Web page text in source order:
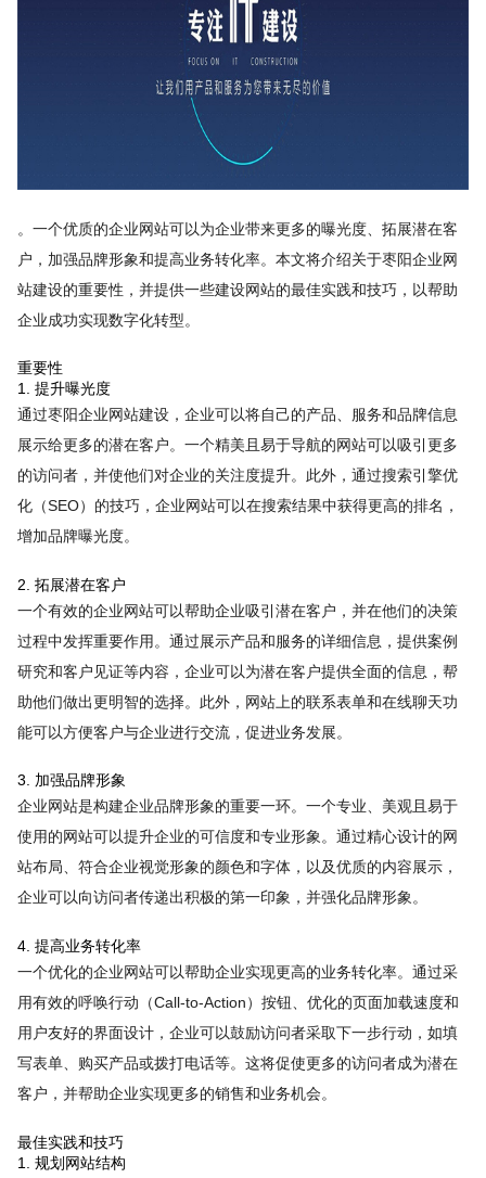
。一个优质的企业网站可以为企业带来更多的曝光度、拓展潜在客
户，加强品牌形象和提高业务转化率。本文将介绍关于枣阳企业网
站建设的重要性，并提供一些建设网站的最佳实践和技巧，以帮助
企业成功实现数字化转型。
重要性
1. 提升曝光度
通过枣阳企业网站建设，企业可以将自己的产品、服务和品牌信息
展示给更多的潜在客户。一个精美且易于导航的网站可以吸引更多
的访问者，并使他们对企业的关注度提升。此外，通过搜索引擎优
化（SEO）的技巧，企业网站可以在搜索结果中获得更高的排名，
增加品牌曝光度。
2. 拓展潜在客户
一个有效的企业网站可以帮助企业吸引潜在客户，并在他们的决策
过程中发挥重要作用。通过展示产品和服务的详细信息，提供案例
研究和客户见证等内容，企业可以为潜在客户提供全面的信息，帮
助他们做出更明智的选择。此外，网站上的联系表单和在线聊天功
能可以方便客户与企业进行交流，促进业务发展。
3. 加强品牌形象
企业网站是构建企业品牌形象的重要一环。一个专业、美观且易于
使用的网站可以提升企业的可信度和专业形象。通过精心设计的网
站布局、符合企业视觉形象的颜色和字体，以及优质的内容展示，
企业可以向访问者传递出积极的第一印象，并强化品牌形象。
4. 提高业务转化率
一个优化的企业网站可以帮助企业实现更高的业务转化率。通过采
用有效的呼唤行动（Call-to-Action）按钮、优化的页面加载速度和
用户友好的界面设计，企业可以鼓励访问者采取下一步行动，如填
写表单、购买产品或拨打电话等。这将促使更多的访问者成为潜在
客户，并帮助企业实现更多的销售和业务机会。
最佳实践和技巧
1. 规划网站结构